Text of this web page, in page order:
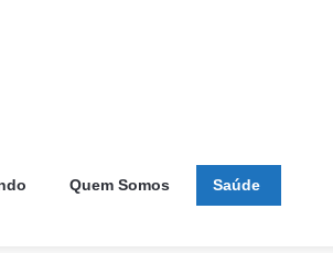
Quem Somos Saúde